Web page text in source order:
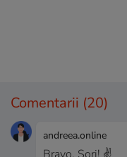
Comentarii (20)
andreea.online